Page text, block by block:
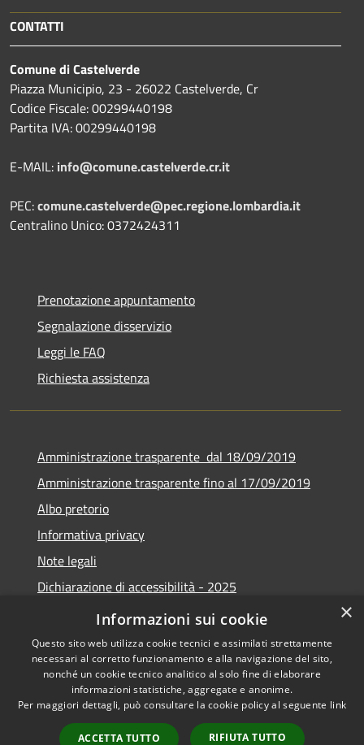
CONTATTI
Comune di Castelverde
Piazza Municipio, 23 - 26022 Castelverde, Cr
Codice Fiscale: 00299440198
Partita IVA: 00299440198
E-MAIL: info@comune.castelverde.cr.it
PEC:comune.castelverde@pec.regione.lombardia.it
Centralino Unico: 0372424311
Prenotazione appuntamento
Segnalazione disservizio
Leggi le FAQ
Richiesta assistenza
Amministrazione trasparente dal 18/09/2019
Amministrazione trasparente fino al 17/09/2019
Albo pretorio
Informativa privacy
Note legali
Dichiarazione di accessibilità - 2025
Obiettivi di accessibilità - 2025
Accessibilità
Copyright © 2026 • Comune di
Castelverde • Powered by
Municipium•
Accesso
×
Informazioni sui cookie
Questo sito web utilizza cookie tecnici e assimilati strettamente
necessari al corretto funzionamento e alla navigazione del sito,
nonché un cookie tecnico analitico al solo fine di elaborare
informazioni statistiche, aggregate e anonime.
Per maggiori dettagli, può consultare la cookie policy al seguente link
ACCETTA TUTTO RIFIUTA TUTTO